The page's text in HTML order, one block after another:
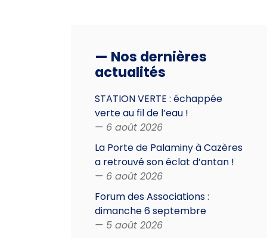
— Nos dernières
actualités
STATION VERTE : échappée
verte au fil de l’eau !
— 6 août 2026
La Porte de Palaminy à Cazères
a retrouvé son éclat d’antan !
— 6 août 2026
Forum des Associations :
dimanche 6 septembre
— 5 août 2026